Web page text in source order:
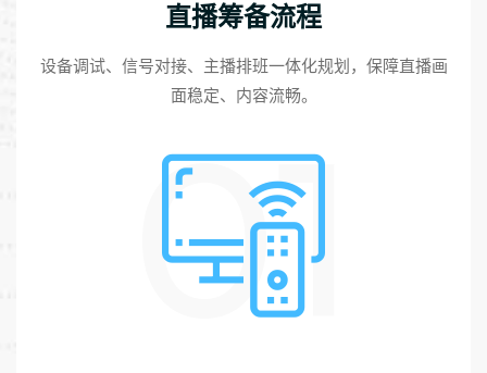
直播筹备流程
设备调试、信号对接、主播排班一体化规划，保障直播画
面稳定、内容流畅。
01